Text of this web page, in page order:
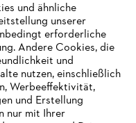
und ähnliche
unserer
erforderliche
Andere Cookies, die
und
nutzen, einschließlich
Werbeeffektivität,
und Erstellung
nur mit Ihrer